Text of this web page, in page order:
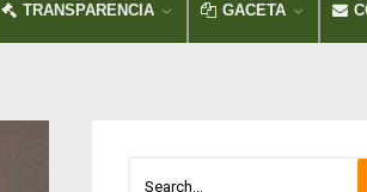
TRANSPARENCIA GACETA